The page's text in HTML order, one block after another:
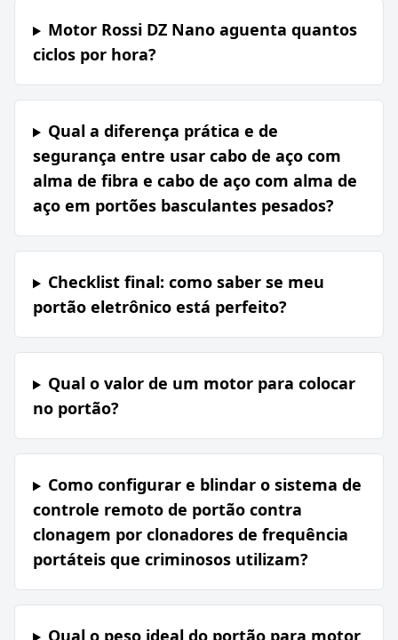
Motor Rossi DZ Nano aguenta quantos
ciclos por hora?
Qual a diferença prática e de
segurança entre usar cabo de aço com
alma de fibra e cabo de aço com alma de
aço em portões basculantes pesados?
Checklist final: como saber se meu
portão eletrônico está perfeito?
Qual o valor de um motor para colocar
no portão?
Como configurar e blindar o sistema de
controle remoto de portão contra
clonagem por clonadores de frequência
portáteis que criminosos utilizam?